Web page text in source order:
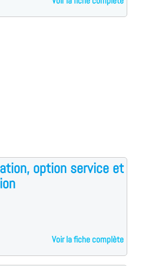
option service et
Voir la fiche complète